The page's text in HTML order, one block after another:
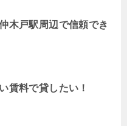
木戸駅周辺で信頼でき
賃料で貸したい！